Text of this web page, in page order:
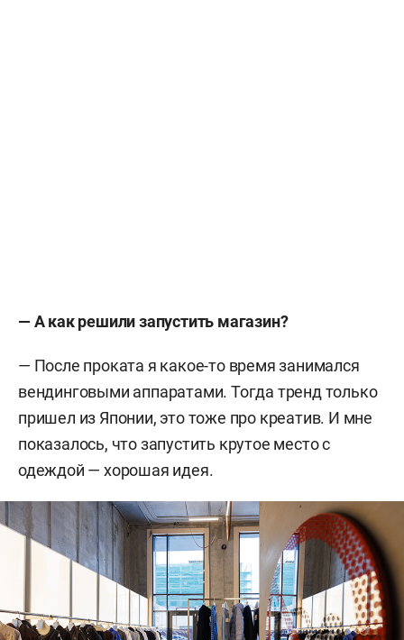
— А как решили запустить магазин?
— После проката я какое-то время занимался
вендинговыми аппаратами. Тогда тренд только
пришел из Японии, это тоже про креатив. И мне
показалось, что запустить крутое место с
одеждой — хорошая идея.